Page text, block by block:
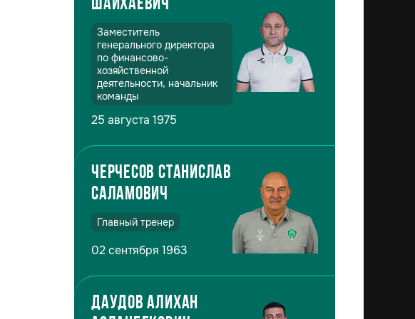
Шайхаевич
Заместитель
генерального директора
по финансово-
хозяйственной
деятельности, начальник
команды
25 августа 1975
Черчесов Станислав
Саламович
Главный тренер
02 сентября 1963
Даудов Алихан